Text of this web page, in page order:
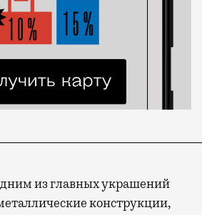
из главных украшений
конструкции,